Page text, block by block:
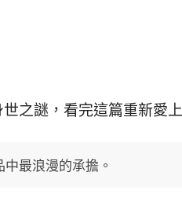
之謎，看完這篇重新愛上
最浪漫的承擔。